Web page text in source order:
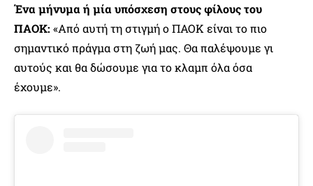
Ένα μήνυμα ή μία υπόσχεση στους φίλους του
ΠΑΟΚ: «Από αυτή τη στιγμή ο ΠΑΟΚ είναι το πιο
σημαντικό πράγμα στη ζωή μας. Θα παλέψουμε γι
αυτούς και θα δώσουμε για το κλαμπ όλα όσα
έχουμε».